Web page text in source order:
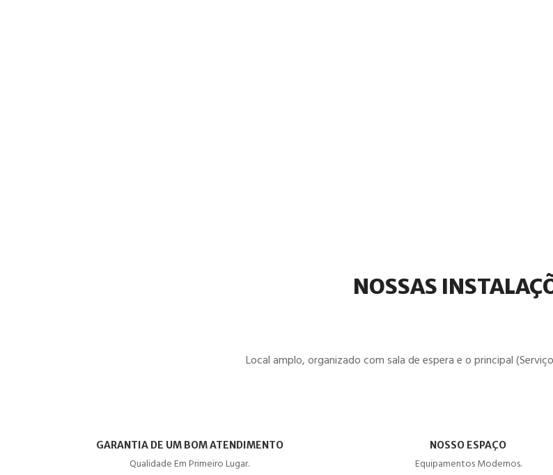
NOSSAS
Local amplo, organizado com sala de espera e o principal
GARANTIA DE UM BOM ATENDIMENTO
Qualidade Em Primeiro Lugar.
NOSSO ESPAÇO
Equipamentos Modernos.